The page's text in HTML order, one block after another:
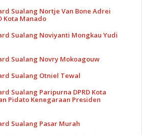
Sualang Nortje Van Bone Adrei
Kota Manado
Sualang Noviyanti Mongkau Yudi
Sualang Novry Mokoagouw
Sualang Otniel Tewal
Sualang Paripurna DPRD Kota
Pidato Kenegaraan Presiden
Sualang Pasar Murah